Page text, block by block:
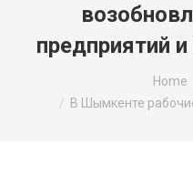
предприятий
Home
В Шымкенте